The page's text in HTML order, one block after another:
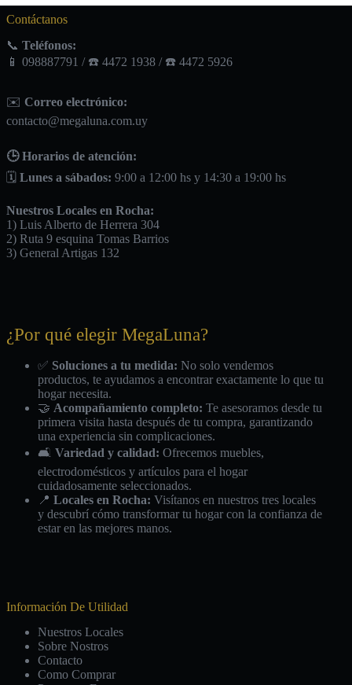
Contáctanos
📞 Teléfonos:
📱 098887791 / ☎️ 4472 1938 / ☎️ 4472 5926
✉️ Correo electrónico:
contacto@megaluna.com.uy
🕒 Horarios de atención:
🗓️ Lunes a sábados: 9:00 a 12:00 hs y 14:30 a 19:00 hs
Nuestros Locales en Rocha:
1) Luis Alberto de Herrera 304
2) Ruta 9 esquina Tomas Barrios
3) General Artigas 132
¿Por qué elegir MegaLuna?
✅ Soluciones a tu medida: No solo vendemos
productos, te ayudamos a encontrar exactamente lo que tu
hogar necesita.
🤝 Acompañamiento completo: Te asesoramos desde tu
primera visita hasta después de tu compra, garantizando
una experiencia sin complicaciones.
🛋️ Variedad y calidad: Ofrecemos muebles,
electrodomésticos y artículos para el hogar
cuidadosamente seleccionados.
📍 Locales en Rocha: Visítanos en nuestros tres locales
y descubrí cómo transformar tu hogar con la confianza de
estar en las mejores manos.
Información De Utilidad
Nuestros Locales
Sobre Nostros
Contacto
Como Comprar